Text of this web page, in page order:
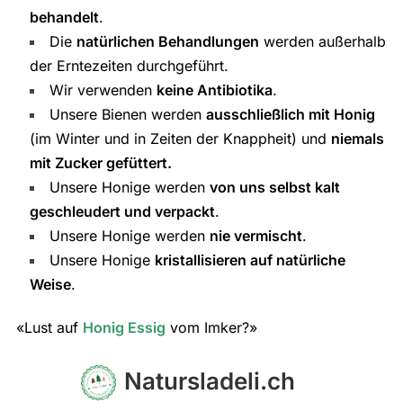
behandelt.
Die natürlichen Behandlungen werden außerhalb
der Erntezeiten durchgeführt.
Wir verwenden keine Antibiotika.
Unsere Bienen werden ausschließlich mit Honig
(im Winter und in Zeiten der Knappheit) und niemals
mit Zucker gefüttert.
Unsere Honige werden von uns selbst kalt
geschleudert und verpackt.
Unsere Honige werden nie vermischt.
Unsere Honige kristallisieren auf natürliche
Weise.
«Lust auf Honig Essig vom Imker?»
Natursladeli.ch